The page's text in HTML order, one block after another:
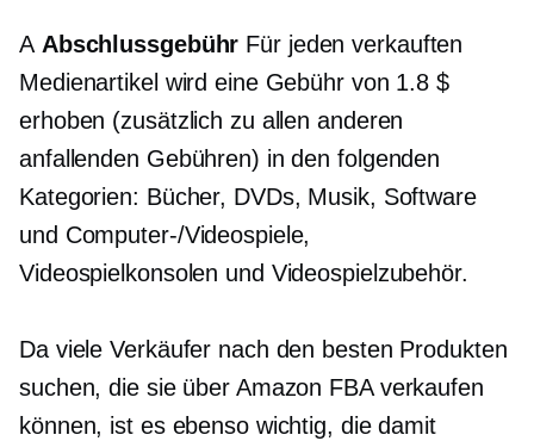
A Abschlussgebühr Für jeden verkauften
Medienartikel wird eine Gebühr von 1.8 $
erhoben (zusätzlich zu allen anderen
anfallenden Gebühren) in den folgenden
Kategorien: Bücher, DVDs, Musik, Software
und Computer-/Videospiele,
Videospielkonsolen und Videospielzubehör.
Da viele Verkäufer nach den besten Produkten
suchen, die sie über Amazon FBA verkaufen
können, ist es ebenso wichtig, die damit